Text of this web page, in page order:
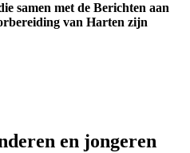
samen met de Berichten aan
van Harten zijn
en jongeren